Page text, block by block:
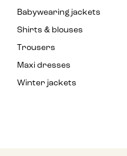
Babywearing jackets
Shirts & blouses
Trousers
Maxi dresses
Winter jackets